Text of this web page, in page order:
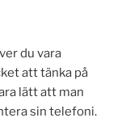
du vara
att tänka på
lätt att man
sin telefoni.